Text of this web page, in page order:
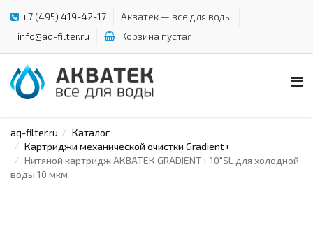
+7 (495) 419-42-17
Акватек — все для воды
info@aq-filter.ru
Корзина пустая
aq-filter.ru
Каталог
Картриджи механической очистки Gradient+
Нитяной картридж АКВАТЕК GRADIENT+ 10"SL для холодной
воды 10 мкм